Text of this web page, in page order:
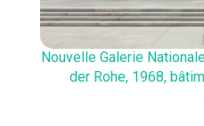
Nouvelle Galerie
der Rohe, 1968,